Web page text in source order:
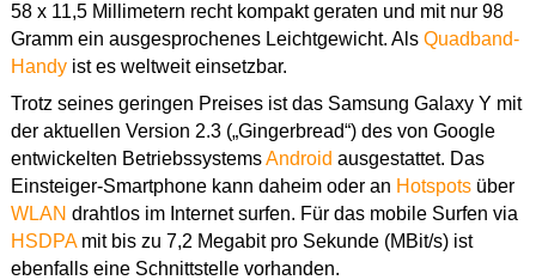
58 x 11,5 Millimetern recht kompakt geraten und mit nur 98
Gramm ein ausgesprochenes Leichtgewicht. Als Quadband-
Handyist es weltweit einsetzbar.
Trotz seines geringen Preises ist das Samsung Galaxy Y mit
der aktuellen Version 2.3 („Gingerbread“) des von Google
entwickelten BetriebssystemsAndroid ausgestattet. Das
Einsteiger-Smartphone kann daheim oder an Hotspotsüber
WLAN drahtlos im Internet surfen. Für das mobile Surfen via
HSDPAmit bis zu 7,2 Megabit pro Sekunde (MBit/s) ist
ebenfalls eine Schnittstelle vorhanden.